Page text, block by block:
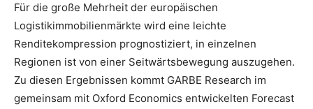
Für die große Mehrheit der europäischen
Logistikimmobilienmärkte wird eine leichte
Renditekompression prognostiziert, in einzelnen
Regionen ist von einer Seitwärtsbewegung auszugehen.
Zu diesen Ergebnissen kommt GARBE Research im
gemeinsam mit Oxford Economics entwickelten Forecast